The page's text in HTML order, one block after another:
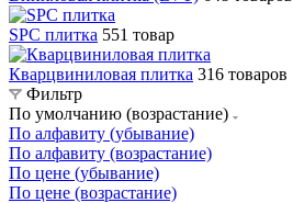
SPC плитка 551 товар
Кварцвиниловая плитка 316 товаров
Фильтр
По умолчанию (возрастание)
По алфавиту (убывание)
По алфавиту (возрастание)
По цене (убывание)
По цене (возрастание)